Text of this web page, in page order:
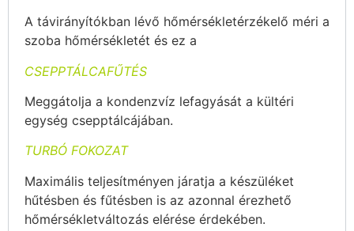
A távirányítókban lévő hőmérsékletérzékelő méri a
szoba hőmérsékletét és ez a
CSEPPTÁLCAFŰTÉS
Meggátolja a kondenzvíz lefagyását a kültéri
egység csepptálcájában.
TURBÓ FOKOZAT
Maximális teljesítményen járatja a készüléket
hűtésben és fűtésben is az azonnal érezhető
hőmérsékletváltozás elérése érdekében.